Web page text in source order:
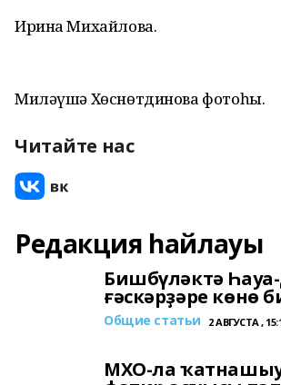
Ирина Михайлова.
Миләүшә Хөснөтдинова фотоһы.
Читайте нас
Редакция һайлауы
Бишбүләктә
ғәскәрҙәре көнө
Общие статьи 2 АВГУСТА ,
МХО-ла